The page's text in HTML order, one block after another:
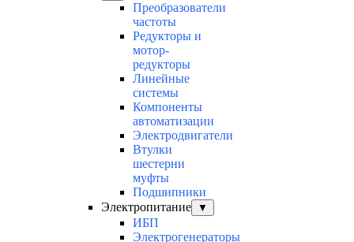
Преобразователи
частоты
Редукторы и
мотор-
редукторы
Линейные
системы
Компоненты
автоматизации
Электродвигатели
Втулки
шестерни
муфты
Подшипники
Электропитание
▼
ИБП
Электрогенераторы